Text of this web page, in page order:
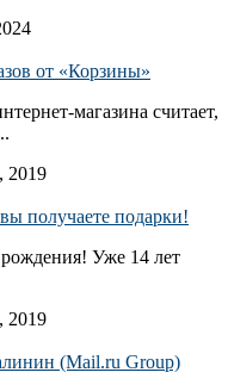
от «Корзины»
магазина считает,
2019
получаете подарки!
Уже 14 лет
2019
(Mail.ru Group)